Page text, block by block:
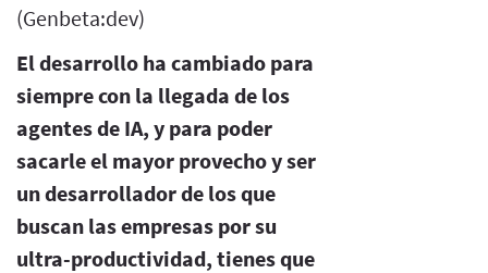
(Genbeta:dev)
El desarrollo ha cambiado para
siempre con la llegada de los
agentes de IA, y para poder
sacarle el mayor provecho y ser
un desarrollador de los que
buscan las empresas por su
ultra-productividad, tienes que